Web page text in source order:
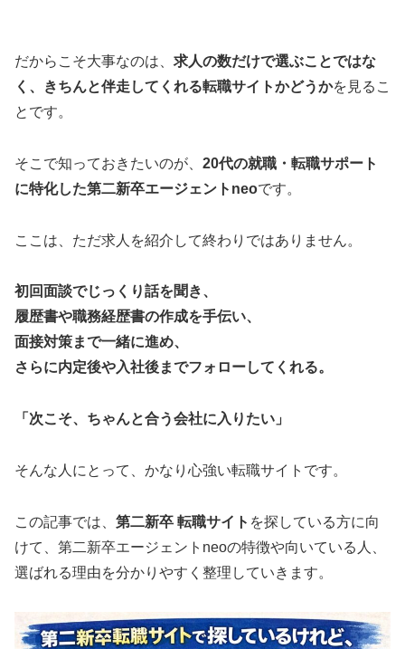
だからこそ大事なのは、 求人の数だけで選ぶことではな
く、きちんと伴走してくれる転職サイトかどうかを見るこ
とです。
そこで知っておきたいのが、 20代の就職・転職サポート
に特化した第二新卒エージェントneoです。
ここは、ただ求人を紹介して終わりではありません。
初回面談でじっくり話を聞き、
履歴書や職務経歴書の作成を手伝い、
面接対策まで一緒に進め、
さらに内定後や入社後までフォローしてくれる。
「次こそ、ちゃんと合う会社に入りたい」
そんな人にとって、かなり心強い転職サイトです。
この記事では、 第二新卒 転職サイト を探している方に向
けて、第二新卒エージェントneoの特徴や向いている人、
選ばれる理由を分かりやすく整理していきます。